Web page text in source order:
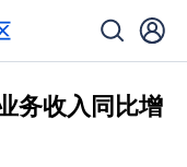
务收入同比增